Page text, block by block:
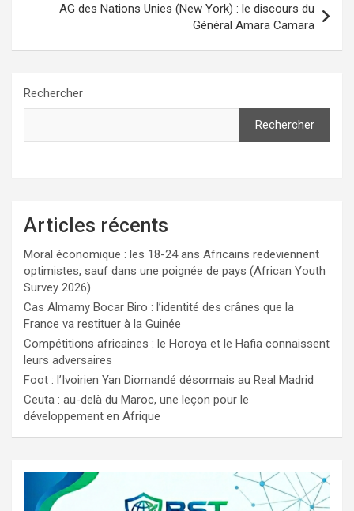
AG des Nations Unies (New York) : le discours du
Général Amara Camara
Rechercher
Rechercher
Articles récents
Moral économique : les 18-24 ans Africains redeviennent
optimistes, sauf dans une poignée de pays (African Youth
Survey 2026)
Cas Almamy Bocar Biro : l’identité des crânes que la
France va restituer à la Guinée
Compétitions africaines : le Horoya et le Hafia connaissent
leurs adversaires
Foot : l’Ivoirien Yan Diomandé désormais au Real Madrid
Ceuta : au-delà du Maroc, une leçon pour le
développement en Afrique